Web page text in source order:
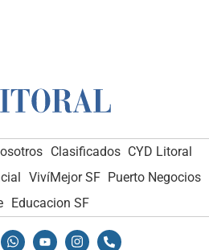
Clasificados CYD Litoral
VivíMejor SF Puerto Negocios
Educacion SF